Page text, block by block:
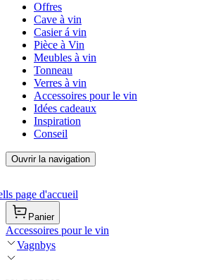
Offres
Cave à vin
Casier á vin
Pièce à Vin
Meubles à vin
Tonneau
Verres à vin
Accessoires pour le vin
Idées cadeaux
Inspiration
Conseil
Ouvrir la navigation
page d'accueil
Panier
Accessoires pour le vin
Vagnbys